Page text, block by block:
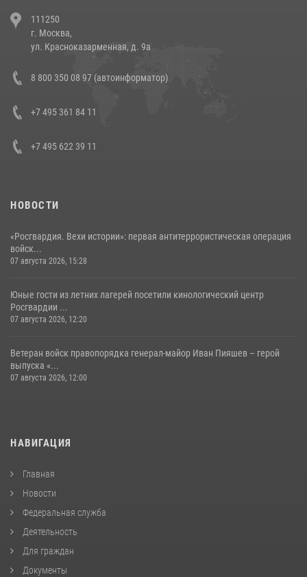
напавших на бригаду скорой помощи (видео)
14 июля 2026, 12:20
В Росгвардии прошла военно-научная конференция по обобщению
боевого опыта
111250
г. Москва,
ул. Красноказарменная, д. 9а
8 800 350 08 97 (автоинформатор)
+7 495 361 84 11
+7 495 622 39 11
НОВОСТИ
«Росгвардия. Вехи истории»: первая антитеррористическая операция
войск...
07 августа 2026, 15:28
Юные гости из летних лагерей посетили кинологический центр
Росгвардии ...
07 августа 2026, 12:20
Ветеран войск правопорядка генерал-майор Иван Пияшев – герой
выпуска «...
07 августа 2026, 12:00
НАВИГАЦИЯ
Главная
Новости
Федеральная служба
Деятельность
Для граждан
Документы